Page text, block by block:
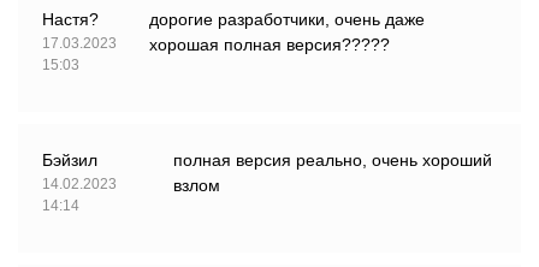
Настя?
17.03.2023
15:03
дорогие разработчики, очень даже
хорошая полная версия?????
Бэйзил
14.02.2023
14:14
полная версия реально, очень хороший
взлом